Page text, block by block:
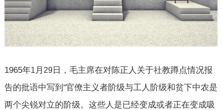
1965年1 月 29日，毛主席在对陈正人关于社教蹲点情况报
告的批语中写到“官僚主义者阶级与工人阶级和贫下中农是
两个尖锐对立的阶级。这些人是已经变成或者正在变成吸